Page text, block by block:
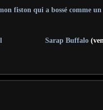
fiston qui a bossé comme un
Sarap Buffalo